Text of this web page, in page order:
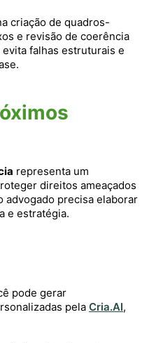
criação de quadros-
e revisão de coerência
falhas estruturais e
representa um
direitos ameaçados
advogado precisa elaborar
e estratégia.
pode gerar
pela Cria.AI,